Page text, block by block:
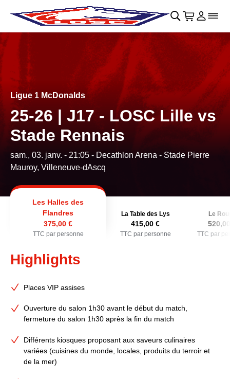
Retour au menu principal􀄫
􀊫 Cart
􀍩 Se
􀉩􀌇
Ligue 1 McDonalds
25-26 | J17 - LOSC Lille vs
Stade Rennais
sam., 03. janv. - 21:05 - Decathlon Arena - Stade Pierre
Mauroy, Villeneuve-dAscq
Les Halles des
Flandres
375,00 €
TTC par personne
La Table des Lys
415,00 €
TTC par personne
Le
TTC par
Highlights
Places VIP assises
Ouverture du salon 1h30 avant le début du match,
fermeture du salon 1h30 après la fin du match
Différents kiosques proposant aux saveurs culinaires
variées (cuisines du monde, locales, produits du terroir et
de la mer)